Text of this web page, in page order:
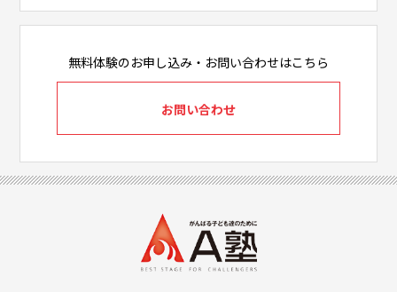
無料体験のお申し込み・お問い合わせはこちら
お問い合わせ